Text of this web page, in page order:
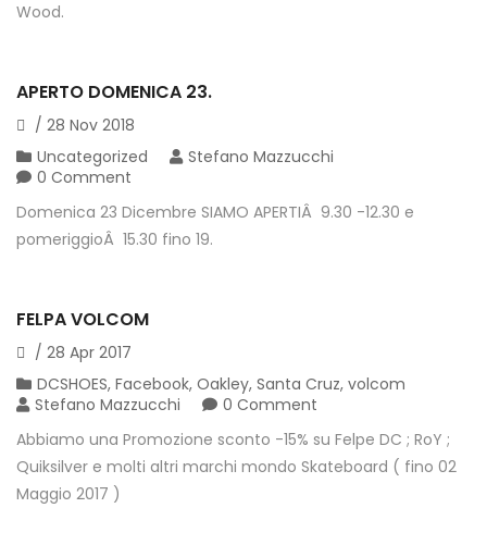
Wood.
APERTO DOMENICA 23.
/ 28 Nov 2018
Uncategorized
Stefano Mazzucchi
0 Comment
Domenica 23 Dicembre SIAMO APERTIÂ 9.30 -12.30 e
pomeriggioÂ 15.30 fino 19.
FELPA VOLCOM
/ 28 Apr 2017
DCSHOES, Facebook, Oakley, Santa Cruz, volcom
Stefano Mazzucchi
0 Comment
Abbiamo una Promozione sconto -15% su Felpe DC ; RoY ;
Quiksilver e molti altri marchi mondo Skateboard ( fino 02
Maggio 2017 )